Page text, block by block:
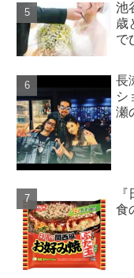
池
歳
で
長
シ
瀬
食